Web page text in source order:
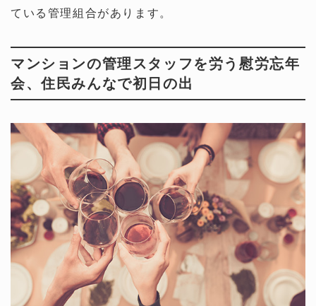
ている管理組合があります。
マンションの管理スタッフを労う慰労忘年
会、住民みんなで初日の出